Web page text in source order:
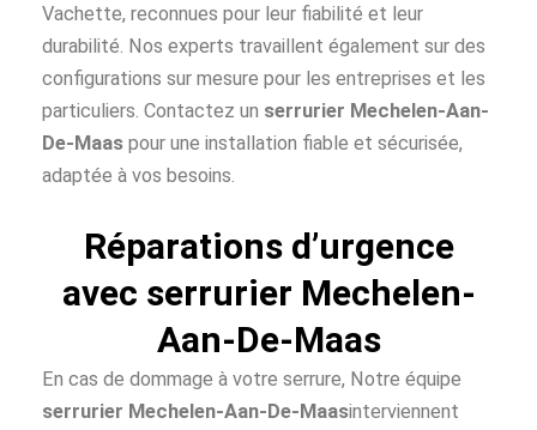
Vachette, reconnues pour leur fiabilité et leur
durabilité. Nos experts travaillent également sur des
configurations sur mesure pour les entreprises et les
particuliers. Contactez un serrurier Mechelen-Aan-
De-Maas pour une installation fiable et sécurisée,
adaptée à vos besoins.
Réparations d’urgence
avec serrurier Mechelen-
Aan-De-Maas
En cas de dommage à votre serrure, Notre équipe
serrurier Mechelen-Aan-De-Maasinterviennent